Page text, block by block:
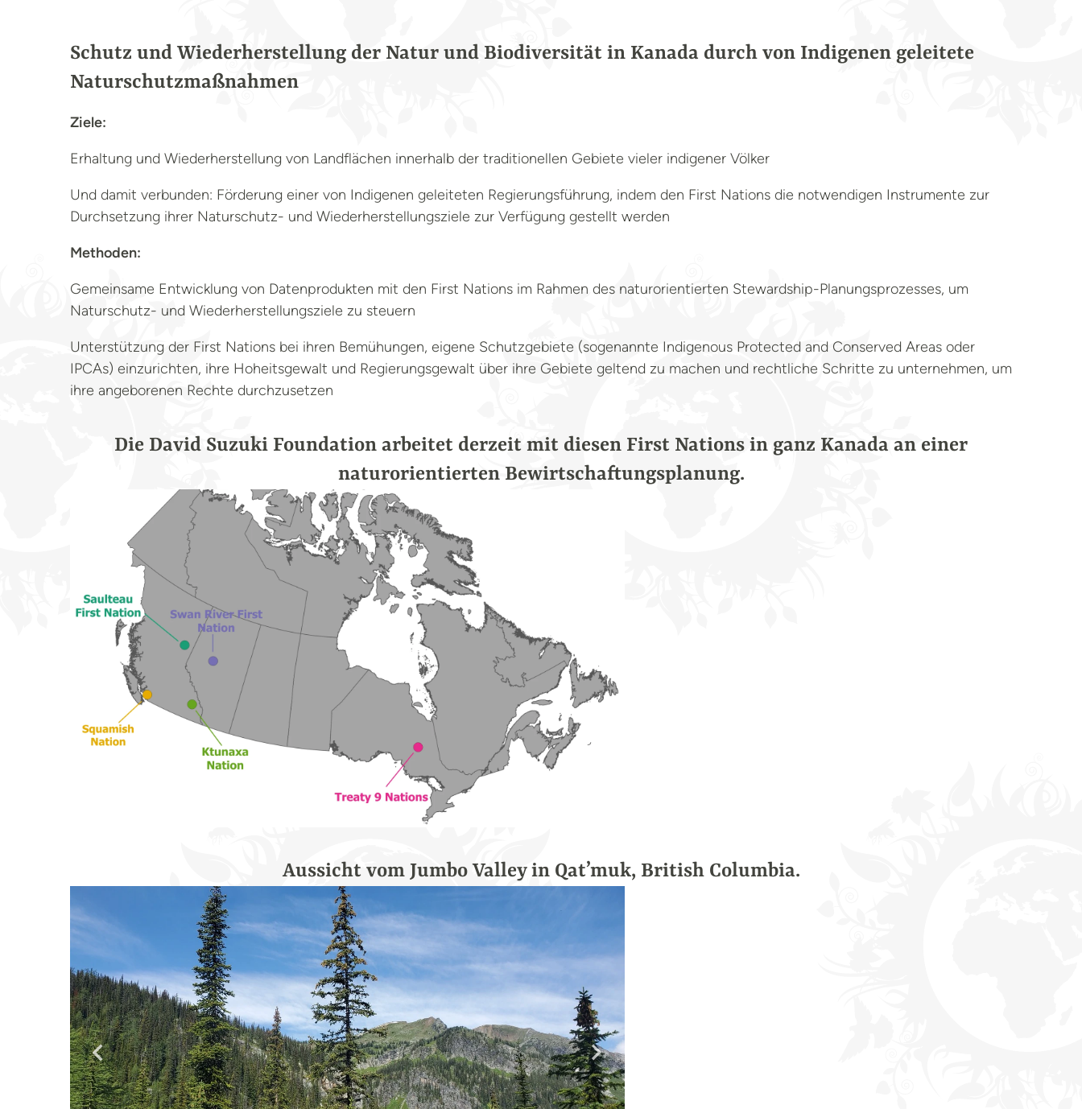
Schutz und Wiederherstellung der Natur und Biodiversität in Kanada durch von Indigenen geleitete
Naturschutzmaßnahmen
Ziele:
Erhaltung und Wiederherstellung von Landflächen innerhalb der traditionellen Gebiete vieler indigener Völker
Und damit verbunden: Förderung einer von Indigenen geleiteten Regierungsführung, indem den First Nations die notwendigen Instrumente zur
Durchsetzung ihrer Naturschutz- und Wiederherstellungsziele zur Verfügung gestellt werden
Methoden:
Gemeinsame Entwicklung von Datenprodukten mit den First Nations im Rahmen des naturorientierten Stewardship-Planungsprozesses, um
Naturschutz- und Wiederherstellungsziele zu steuern
Unterstützung der First Nations bei ihren Bemühungen, eigene Schutzgebiete (sogenannte Indigenous Protected and Conserved Areas oder
IPCAs) einzurichten, ihre Hoheitsgewalt und Regierungsgewalt über ihre Gebiete geltend zu machen und rechtliche Schritte zu unternehmen, um
ihre angeborenen Rechte durchzusetzen
Die David Suzuki Foundation arbeitet derzeit mit diesen First Nations in ganz Kanada an einer
naturorientierten Bewirtschaftungsplanung.
Aussicht vom Jumbo Valley in Qat’muk, British Columbia.